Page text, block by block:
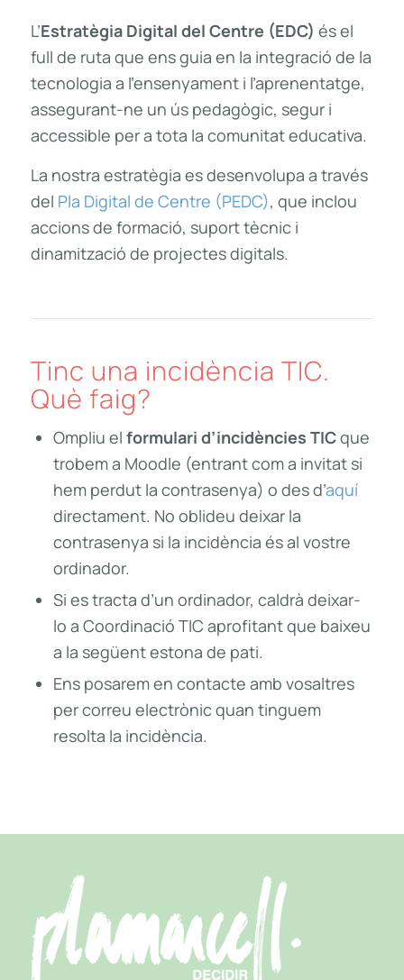
L’Estratègia Digital del Centre (EDC) és el
full de ruta que ens guia en la integració de la
tecnologia a l’ensenyament i l’aprenentatge,
assegurant-ne un ús pedagògic, segur i
accessible per a tota la comunitat educativa.
La nostra estratègia es desenvolupa a través
del Pla Digital de Centre (PEDC), que inclou
accions de formació, suport tècnic i
dinamització de projectes digitals.
Tinc una incidència TIC.
Què faig?
Ompliu el formulari d’incidències TICque
trobem a Moodle (entrant com a invitat si
hem perdut la contrasenya) o des d’aquí
directament. No oblideu deixar la
contrasenya si la incidència és al vostre
ordinador.
Si es tracta d’un ordinador, caldrà deixar-
lo a Coordinació TIC aprofitant que baixeu
a la següent estona de pati.
Ens posarem en contacte amb vosaltres
per correu electrònic quan tinguem
resolta la incidència.